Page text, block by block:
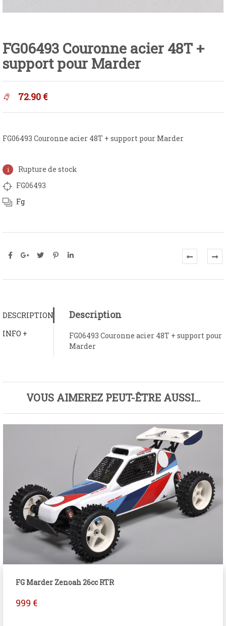
FG06493 Couronne acier 48T +
support pour Marder
72.90 €
FG06493 Couronne acier 48T + support pour Marder
Rupture de stock
FG06493
Fg
DESCRIPTION
INFO +
Description
FG06493 Couronne acier 48T + support pour
Marder
VOUS AIMEREZ PEUT-ÊTRE AUSSI…
FG Marder Zenoah 26cc RTR
999 €